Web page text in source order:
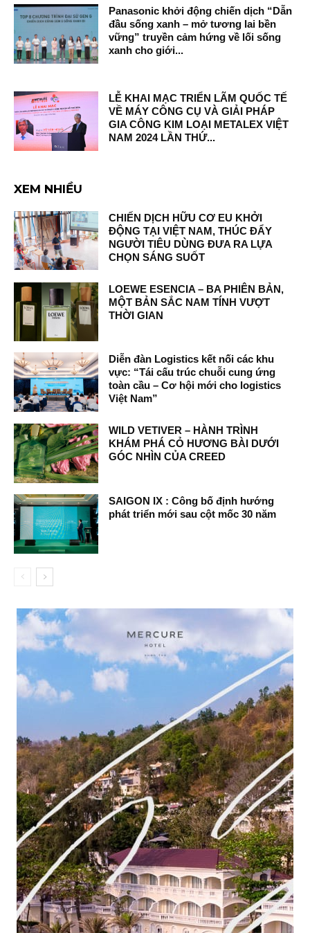
Panasonic khởi động chiến dịch “Dẫn
đầu sống xanh – mở tương lai bền
vững” truyền cảm hứng về lối sống
xanh cho giới...
LỄ KHAI MẠC TRIỂN LÃM QUỐC TẾ
VỀ MÁY CÔNG CỤ VÀ GIẢI PHÁP
GIA CÔNG KIM LOẠI METALEX VIỆT
NAM 2024 LẦN THỨ...
XEM NHIỀU
CHIẾN DỊCH HỮU CƠ EU KHỞI
ĐỘNG TẠI VIỆT NAM, THÚC ĐẨY
NGƯỜI TIÊU DÙNG ĐƯA RA LỰA
CHỌN SÁNG SUỐT
LOEWE ESENCIA – BA PHIÊN BẢN,
MỘT BẢN SẮC NAM TÍNH VƯỢT
THỜI GIAN
Diễn đàn Logistics kết nối các khu
vực: “Tái cấu trúc chuỗi cung ứng
toàn cầu – Cơ hội mới cho logistics
Việt Nam”
WILD VETIVER – HÀNH TRÌNH
KHÁM PHÁ CỎ HƯƠNG BÀI DƯỚI
GÓC NHÌN CỦA CREED
SAIGON IX : Công bố định hướng
phát triển mới sau cột mốc 30 năm